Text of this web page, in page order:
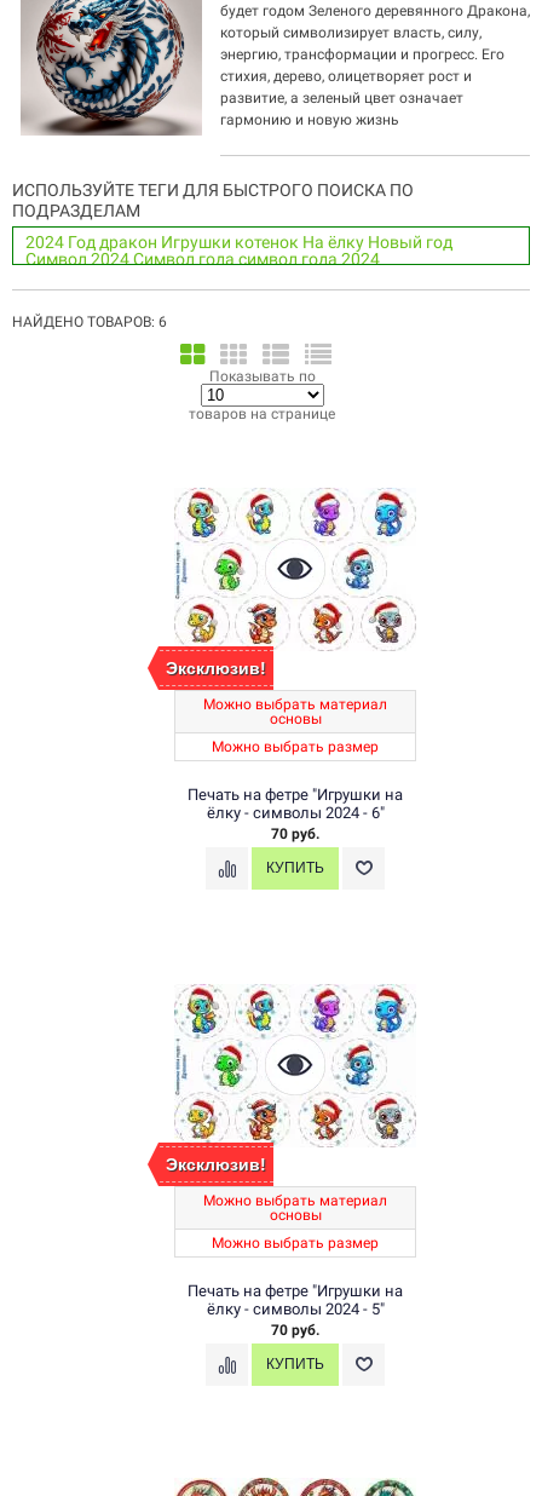
будет годом Зеленого деревянного Дракона,
который символизирует власть, силу,
энергию, трансформации и прогресс. Его
стихия, дерево, олицетворяет рост и
развитие, а зеленый цвет означает
гармонию и новую жизнь
ИСПОЛЬЗУЙТЕ ТЕГИ ДЛЯ БЫСТРОГО ПОИСКА ПО
ПОДРАЗДЕЛАМ
2024 Годдракон Игрушки котенок На ёлку Новый год
Символ 2024Символ годасимвол года 2024
НАЙДЕНО ТОВАРОВ: 6
Показывать по
товаров на странице
Эксклюзив!
Можно выбрать материал
основы
Можно выбрать размер
Печать на фетре "Игрушки на
ёлку - символы 2024 - 6"
70 руб.
Эксклюзив!
Можно выбрать материал
основы
Можно выбрать размер
Печать на фетре "Игрушки на
ёлку - символы 2024 - 5"
70 руб.